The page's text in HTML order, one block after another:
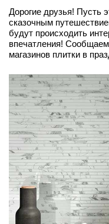
Дорогие друзья! Пусть
сказочным
будут происходить
впечатления!
магазинов плитки в